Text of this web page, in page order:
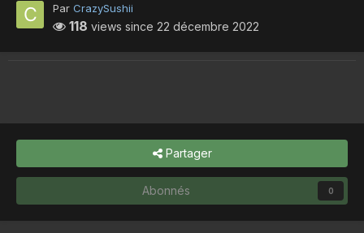
Par CrazySushii
118 views since 22 décembre 2022
Partager
Abonnés 0